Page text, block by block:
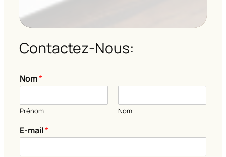
Contactez-Nous:
Nom*
Prénom Nom
*
N
E-mail*